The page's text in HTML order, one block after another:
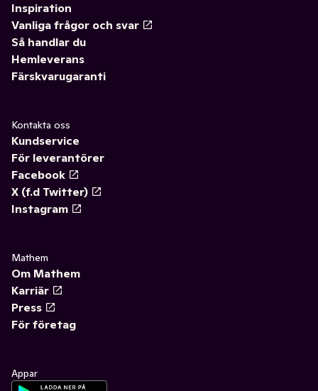
Inspiration
Vanliga frågor och svar
Så handlar du
Hemleverans
Färskvarugaranti
Kontakta oss
Kundservice
För leverantörer
Facebook
X (f.d Twitter)
Instagram
Mathem
Om Mathem
Karriär
Press
För företag
Appar